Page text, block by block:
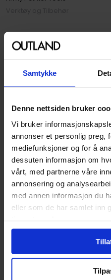
Samtykke
Denne nettsiden bruker
Vi bruker
annonser et personlig preg,
mediefunksjoner og for å
dessuten informasjon om
vårt, med partnerne våre
annonsering og
med annen informasjon du
eller som de har samlet inn
The Army Painter: Miniature
& Model Magnets
The Army Painter
169
På nettlager
9900